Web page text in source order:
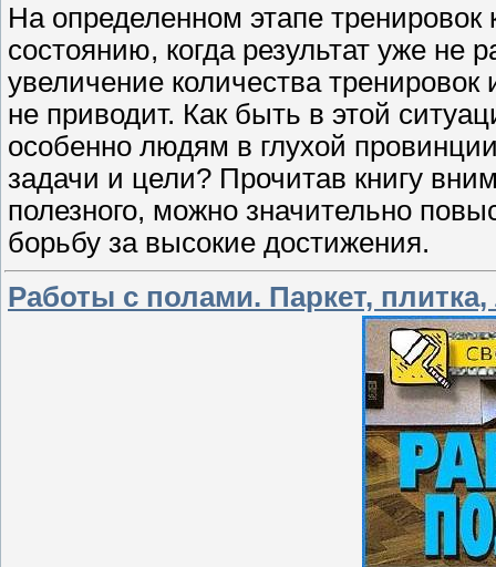
На определенном этапе
состоянию, когда результат уже не
увеличение количества тренировок
не приводит. Как быть в этой
особенно людям в глухой
задачи и цели? Прочитав книгу
полезного, можно значительно
борьбу за высокие достижения.
Работы с полами. Паркет,